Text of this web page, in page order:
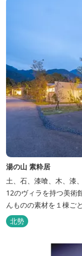
湯の山 素粋居
土、石、漆喰、木、漆
12のヴィラを持つ美術館のよう
んものの素材を１棟ご
ィラをつくりました。
つらえた空間は、 とび
ィラで素材とアートに
北勢